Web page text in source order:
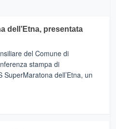
dell’Etna, presentata
del Comune di
stampa di
dell’Etna, un